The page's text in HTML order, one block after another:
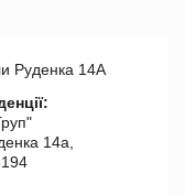
Руденка 14А
14а,